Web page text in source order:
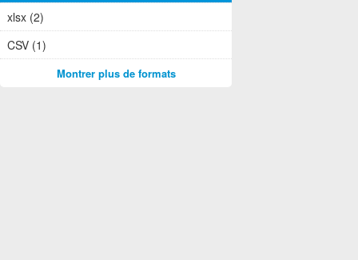
xlsx (2)
CSV (1)
Montrer plus de formats